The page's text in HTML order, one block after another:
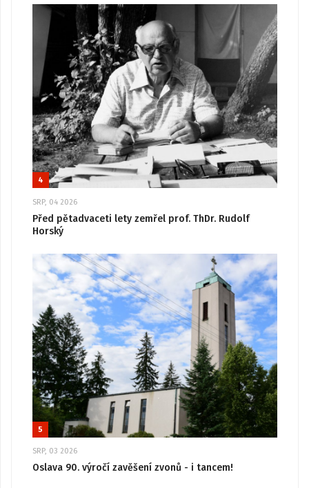
4
SRP, 04 2026
Před pětadvaceti lety zemřel prof. ThDr. Rudolf
Horský
5
SRP, 03 2026
Oslava 90. výročí zavěšení zvonů - i tancem!